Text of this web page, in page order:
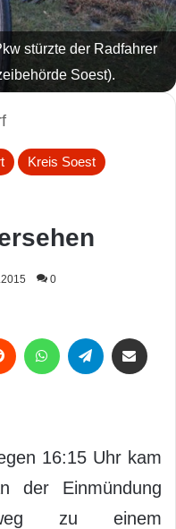
stürzte der Radfahrer
Soest).
Kreis Soest
0
16:15 Uhr kam
der Einmündung
zu einem